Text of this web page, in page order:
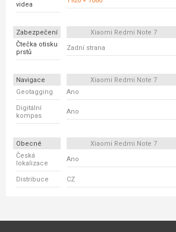
videa
Zabezpečení Xiaomi Redmi Note 7
Čtečka otisku
prstů
Zadní strana
Navigace Xiaomi Redmi Note 7
Geotagging
Ano
Digitální
kompas
Ano
Obecné Xiaomi Redmi Note 7
Česká
lokalizace
Ano
Distribuce CZ